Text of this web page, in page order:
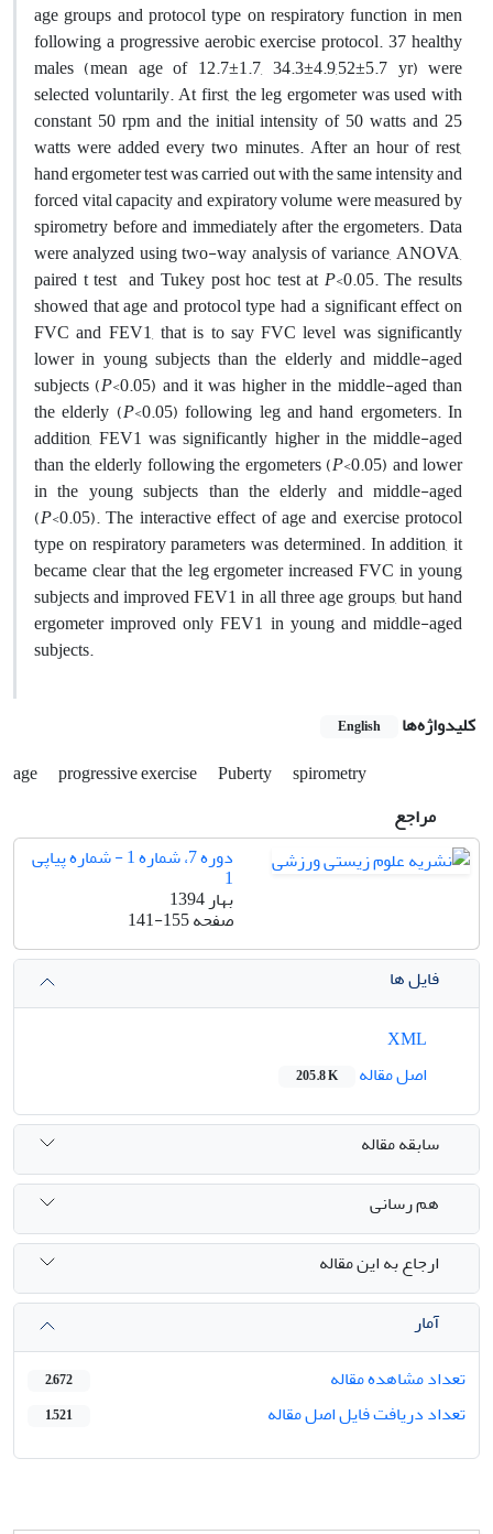
age groups and protocol type on respiratory function in men
following a progressive aerobic exercise protocol. 37 healthy
males (mean age of 12.7±1.7, 34.3±4.9,52±5.7 yr) were
selected voluntarily. At first, the leg ergometer was used with
constant 50 rpm and the initial intensity of 50 watts and 25
watts were added every two minutes. After an hour of rest,
hand ergometer test was carried out with the same intensity and
forced vital capacity and expiratory volume were measured by
spirometry before and immediately after the ergometers. Data
were analyzed using two-way analysis of variance, ANOVA,
paired t test and Tukey post hoc test atP<0.05. The results
showed that age and protocol type had a significant effect on
FVC and FEV1, that is to say FVC level was significantly
lower in young subjects than the elderly and middle-aged
subjects (P<0.05) and it was higher in the middle-aged than
the elderly (P<0.05) following leg and hand ergometers. In
addition, FEV1 was significantly higher in the middle-aged
than the elderly following the ergometers (P<0.05) and lower
in the young subjects than the elderly and middle-aged
(P<0.05). The interactive effect of age and exercise protocol
type on respiratory parameters was determined. In addition, it
became clear that the leg ergometer increased FVC in young
subjects and improved FEV1 in all three age groups, but hand
ergometer improved only FEV1 in young and middle-aged
subjects.
کلیدواژه‌ها English
age progressive exercise Puberty
spirometry
مراجع
دوره 7، شماره 1 - شماره پیاپی
1
بهار 1394
صفحه141-155
فایل ها
اصل مقاله
205.8 K
سابقه مقاله
هم رسانی
ارجاع به این مقاله
آمار
تعداد مشاهده مقاله
2,672
تعداد دریافت فایل اصل مقاله 1,521